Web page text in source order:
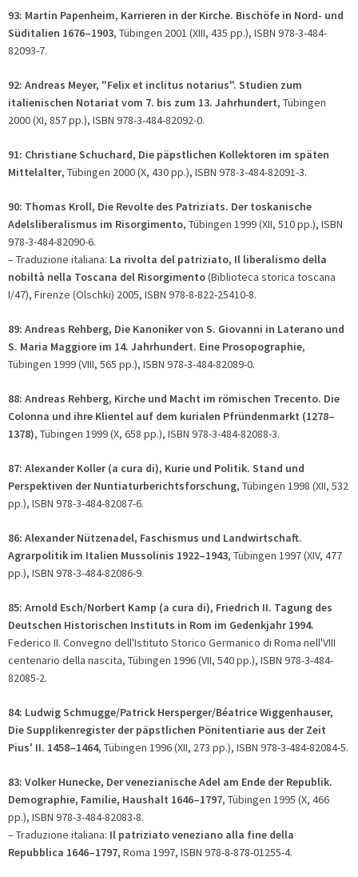
93: Martin Papenheim, Karrieren in der Kirche. Bischöfe in Nord- und
Süditalien 1676–1903, Tübingen 2001 (XIII, 435 pp.), ISBN 978-3-484-
82093-7.
92: Andreas Meyer, "Felix et inclitus notarius". Studien zum
italienischen Notariat vom 7. bis zum 13. Jahrhundert, Tübingen
2000 (XI, 857 pp.), ISBN 978-3-484-82092-0.
91: Christiane Schuchard, Die päpstlichen Kollektoren im späten
Mittelalter, Tübingen 2000 (X, 430 pp.), ISBN 978-3-484-82091-3.
90: Thomas Kroll, Die Revolte des Patriziats. Der toskanische
Adelsliberalismus im Risorgimento, Tübingen 1999 (XII, 510 pp.), ISBN
978-3-484-82090-6.
– Traduzione italiana: La rivolta del patriziato, Il liberalismo della
nobiltà nella Toscana del Risorgimento(Biblioteca storica toscana
I/47), Firenze (Olschki) 2005, ISBN 978-8-822-25410-8.
89: Andreas Rehberg, Die Kanoniker von S. Giovanni in Laterano und
S. Maria Maggiore im 14. Jahrhundert. Eine Prosopographie,
Tübingen 1999 (VIII, 565 pp.), ISBN 978-3-484-82089-0.
88: Andreas Rehberg, Kirche und Macht im römischen Trecento. Die
Colonna und ihre Klientel auf dem kurialen Pfründenmarkt (1278–
1378), Tübingen 1999 (X, 658 pp.), ISBN 978-3-484-82088-3.
87: Alexander Koller (a cura di), Kurie und Politik. Stand und
Perspektiven der Nuntiaturberichtsforschung, Tübingen 1998 (XII, 532
pp.), ISBN 978-3-484-82087-6.
86: Alexander Nützenadel, Faschismus und Landwirtschaft.
Agrarpolitik im Italien Mussolinis 1922–1943, Tübingen 1997 (XIV, 477
pp.), ISBN 978-3-484-82086-9.
85: Arnold Esch/Norbert Kamp (a cura di), Friedrich II. Tagung des
Deutschen Historischen Instituts in Rom im Gedenkjahr 1994.
Federico II. Convegno dell'Istituto Storico Germanico di Roma nell'VIII
centenario della nascita, Tübingen 1996 (VII, 540 pp.), ISBN 978-3-484-
82085-2.
84: Ludwig Schmugge/Patrick Hersperger/Béatrice Wiggenhauser,
Die Supplikenregister der päpstlichen Pönitentiarie aus der Zeit
Pius' II. 1458–1464, Tübingen 1996 (XII, 273 pp.), ISBN 978-3-484-82084-5.
83: Volker Hunecke, Der venezianische Adel am Ende der Republik.
Demographie, Familie, Haushalt 1646–1797, Tübingen 1995 (X, 466
pp.), ISBN 978-3-484-82083-8.
– Traduzione italiana: Il patriziato veneziano alla fine della
Repubblica 1646–1797, Roma 1997, ISBN 978-8-878-01255-4.